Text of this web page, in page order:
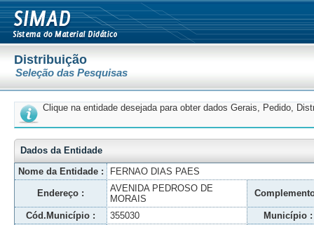
Distribuição
Seleção das Pesquisas
Clique na entidade desejada para obter dados Gerais, Pedido,
Dados da Entidade
Nome da Entidade :
FERNAO DIAS PAES
Endereço :
AVENIDA PEDROSO DE
MORAIS
Cód.Município : 355030 Município :